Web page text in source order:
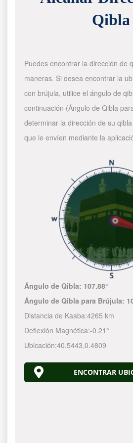
Qibla
Puedes encontrar la dirección de
maneras. Si desea encontrar la
con brújula, utilice el ángulo de
continuación (Ángulo de Qibla
determinar la dirección de su
que le envíen mediante la
Ángulo de Qibla: 107.88°
Ángulo de Qibla para Brújula:
Distancia de Kaaba:4265 km
Deflexión Magnética:-0.21°
Ubicación:40.5443,0.4809
ENCONTRAR